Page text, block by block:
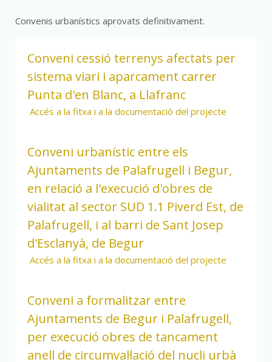
Convenis urbanístics aprovats definitivament.
Conveni cessió terrenys afectats per
sistema viari i aparcament carrer
Punta d'en Blanc, a Llafranc
Accés a la fitxa i a la documentació del projecte
Conveni urbanístic entre els
Ajuntaments de Palafrugell i Begur,
en relació a l'execució d'obres de
vialitat al sector SUD 1.1 Piverd Est, de
Palafrugell, i al barri de Sant Josep
d'Esclanyà, de Begur
Accés a la fitxa i a la documentació del projecte
Conveni a formalitzar entre
Ajuntaments de Begur i Palafrugell,
per execució obres de tancament
anell de circumval·lació del nucli urbà